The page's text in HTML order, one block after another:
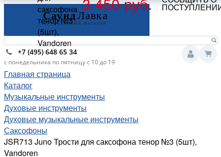
+7 (495) 648 65 34
с понедельника по пятницу с 10 до 19
Главная страница
Каталог
Музыкальные инструменты
Духовые инструменты
Духовые музыкальные инструменты
Саксофоны
JSR713 Juno Трости для саксофона тенор №3 (5шт),
Vandoren
саксофона
тенор №3
(5шт),
Vandoren